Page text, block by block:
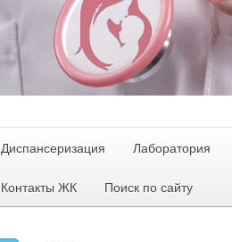
Диспансеризация Лаборатория
Контакты ЖК Поиск по сайту